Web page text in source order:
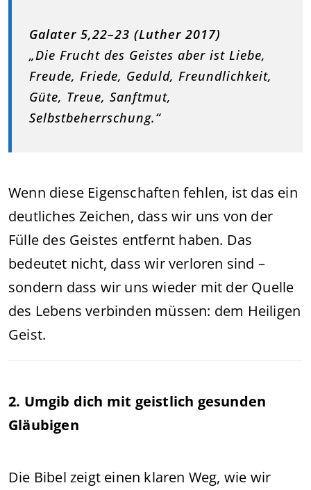
Galater 5,22–23 (Luther 2017)
„Die Frucht des Geistes aber ist Liebe,
Freude, Friede, Geduld, Freundlichkeit,
Güte, Treue, Sanftmut,
Selbstbeherrschung.“
Wenn diese Eigenschaften fehlen, ist das ein
deutliches Zeichen, dass wir uns von der
Fülle des Geistes entfernt haben. Das
bedeutet nicht, dass wir verloren sind –
sondern dass wir uns wieder mit der Quelle
des Lebens verbinden müssen: dem Heiligen
Geist.
2. Umgib dich mit geistlich gesunden
Gläubigen
Die Bibel zeigt einen klaren Weg, wie wir